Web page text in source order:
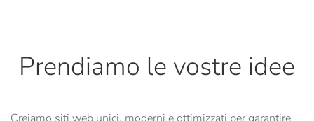
Prendiamo le vostre idee
Creiamo siti web unici, moderni e ottimizzati per garantire